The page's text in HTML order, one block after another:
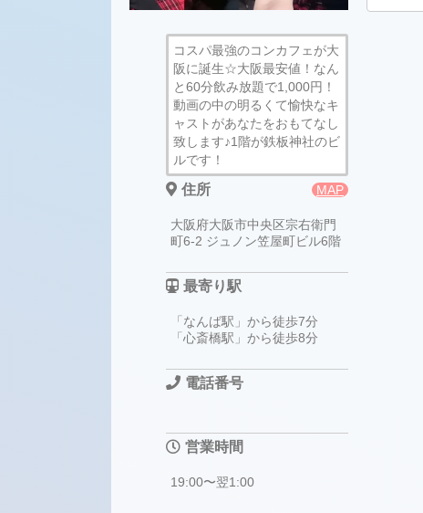
コスパ最強のコンカフェが大
阪に誕生☆大阪最安値！なん
と60分飲み放題で1,000円！
動画の中の明るくて愉快なキ
ャストがあなたをおもてなし
致します♪1階が鉄板神社のビ
ルです！
住所
大阪府大阪市中央区宗右衛門
町6-2 ジュノン笠屋町ビル6階
MAP
最寄り駅
「なんば駅」から徒歩7分
「心斎橋駅」から徒歩8分
電話番号
営業時間
19:00〜翌1:00